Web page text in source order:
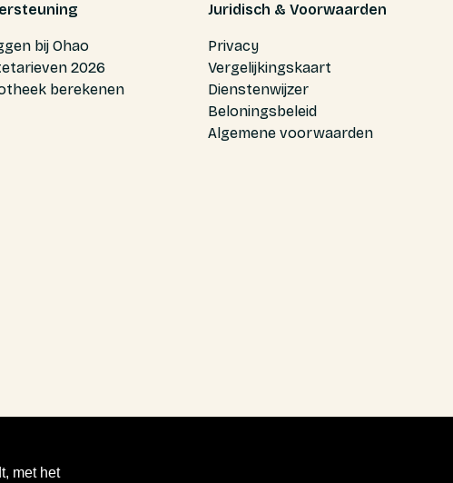
met het
bij Ohao
2026
berekenen
Juridisch & Voorwaarden
Privacy
Vergelijkingskaart
Dienstenwijzer
Beloningsbeleid
Algemene voorwaarden